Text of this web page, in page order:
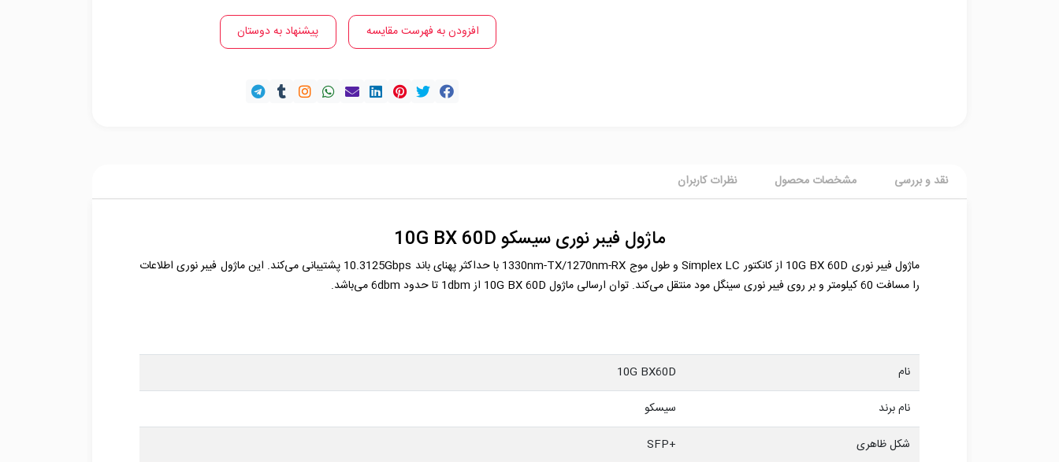
افزودن به فهرست مقایسه پیشنهاد به دوستان
نقد و بررسی مشخصات محصول نظرات کاربران
ماژول فیبر نوری سیسکو 10G BX 60D
ماژول فیبر نوری 10G BX 60D از کانکتور Simplex LC و طول موج 1330nm-TX/1270nm-RX با حداکثر پهنای باند 10.3125Gbps پشتیبانی می‌کند. این ماژول فیبر نوری اطلاعات
را مسافت 60 کیلومتر و بر روی فیبر نوری سینگل مود منتقل می‌کند. توان ارسالی ماژول 10G BX 60D از 1dbm تا حدود 6dbm می‌باشد.
نام
10G BX60D
نام برند
سیسکو
شکل ظاهری
+SFP